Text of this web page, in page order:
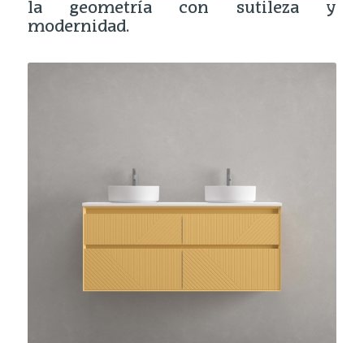
la geometría con sutileza y
modernidad.